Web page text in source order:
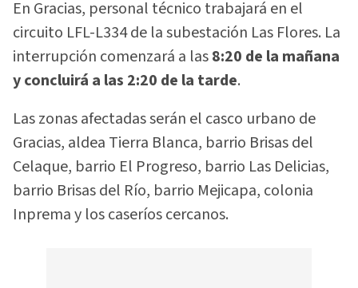
En Gracias, personal técnico trabajará en el
circuito LFL-L334 de la subestación Las Flores. La
interrupción comenzará a las8:20 de la mañana
y concluirá a las 2:20 de la tarde.
Las zonas afectadas serán el casco urbano de
Gracias, aldea Tierra Blanca, barrio Brisas del
Celaque, barrio El Progreso, barrio Las Delicias,
barrio Brisas del Río, barrio Mejicapa, colonia
Inprema y los caseríos cercanos.